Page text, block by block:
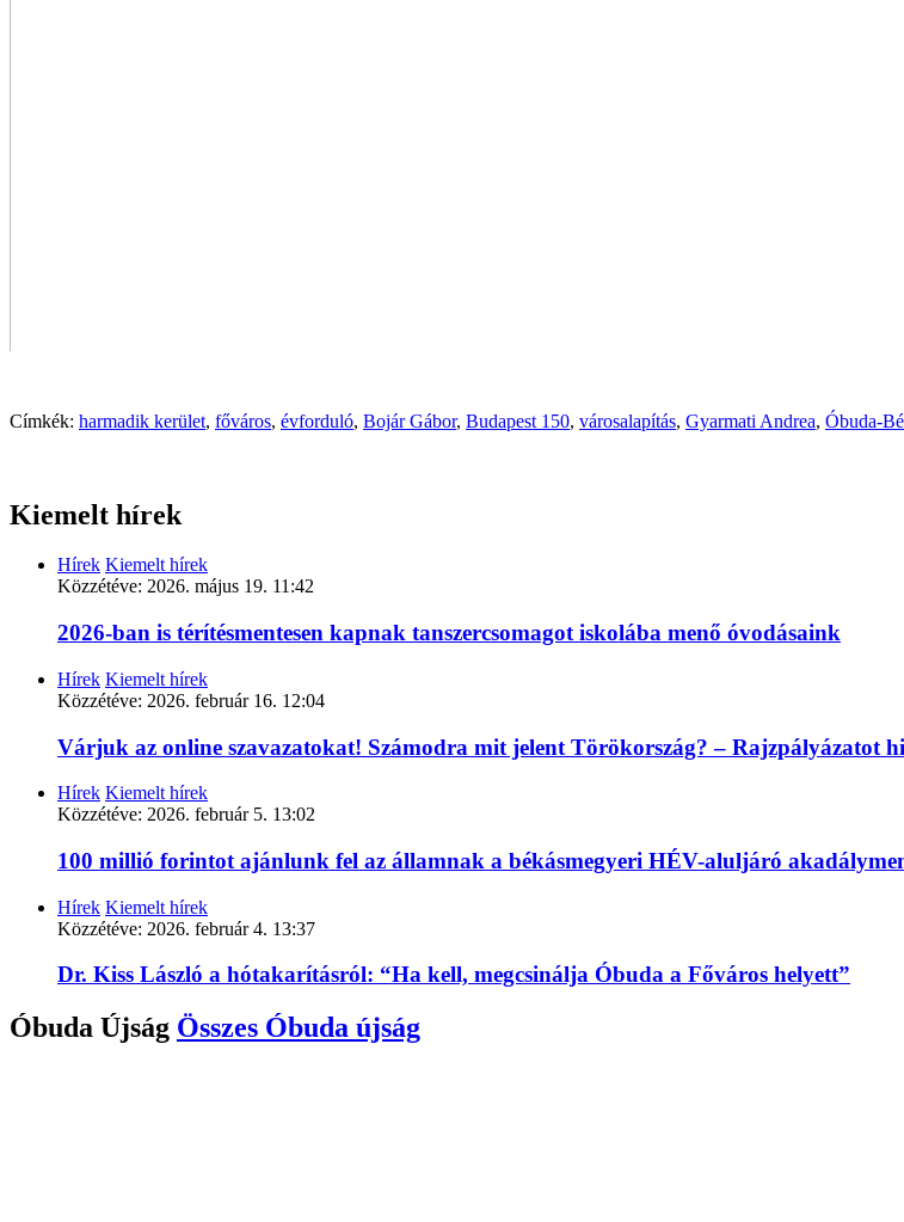
Címkék: harmadik kerület, főváros, évforduló, Bojár Gábor, Budapest 150, városalapítás, Gyarmati Andrea, Óbuda-
Kiemelt hírek
Hírek Kiemelt hírek
Közzétéve: 2026. május 19. 11:42
2026-ban is térítésmentesen kapnak tanszercsomagot iskolába menő óvodásaink
Hírek Kiemelt hírek
Közzétéve: 2026. február 16. 12:04
Várjuk az online szavazatokat! Számodra mit jelent Törökország? – Rajzpályázatot
Hírek Kiemelt hírek
Közzétéve: 2026. február 5. 13:02
100 millió forintot ajánlunk fel az államnak a békásmegyeri HÉV-aluljáró
Hírek Kiemelt hírek
Közzétéve: 2026. február 4. 13:37
Dr. Kiss László a hótakarításról: “Ha kell, megcsinálja Óbuda a Főváros helyett”
Óbuda Újság Összes Óbuda újság